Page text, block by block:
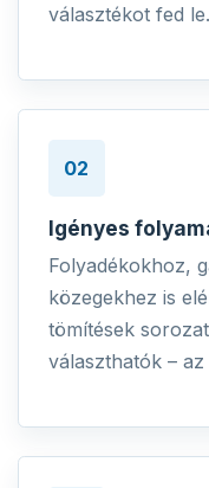
választékot fed le.
02
Igényes
Folyadékokhoz,
közegekhez is
tömítések
választhatók –